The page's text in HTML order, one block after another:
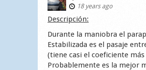
18 years ago
Descripción:
Durante la maniobra el
Estabilizada es el pasaje
(tiene casi el coeficiente
Probablemente es la mejor